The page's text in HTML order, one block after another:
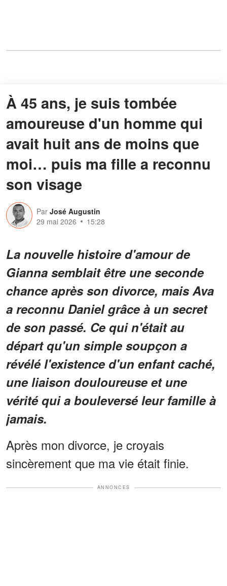
À 45 ans, je suis tombée
amoureuse d'un homme qui
avait huit ans de moins que
moi… puis ma fille a reconnu
son visage
Par José Augustin
29 mai 2026
15:28
La nouvelle histoire d'amour de
Gianna semblait être une seconde
chance après son divorce, mais Ava
a reconnu Daniel grâce à un secret
de son passé. Ce qui n'était au
départ qu'un simple soupçon a
révélé l'existence d'un enfant caché,
une liaison douloureuse et une
vérité qui a bouleversé leur famille à
jamais.
Après mon divorce, je croyais
sincèrement que ma vie était finie.
ANNONCES